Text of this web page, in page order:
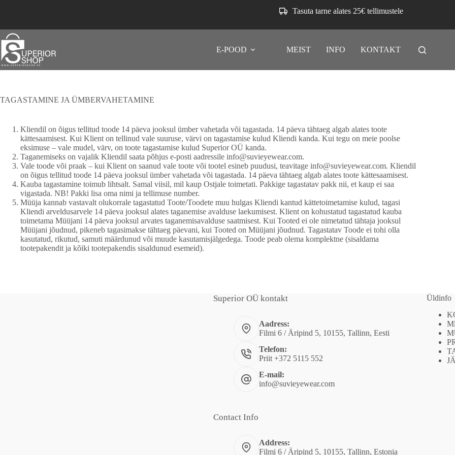
Tasuta tarne alates 25€ tellimustele
E-POOD MEIST INFO KONTAKT
TAGASTAMINE JA ÜMBERVAHETAMINE
Kliendil on õigus tellitud toode 14 päeva jooksul ümber vahetada või tagastada. 14 päeva tähtaeg algab alates toote
kättesaamisest. Kui Klient on tellinud vale suuruse, värvi on tagastamise kulud Kliendi kanda. Kui tegu on meie poolse
eksimuse – vale mudel, värv, on toote tagastamise kulud Superior OÜ kanda.
Taganemiseks on vajalik Kliendil saata põhjus e-posti aadressile info@suvieyewear.com.
Vale toode või praak – kui Klient on saanud vale toote või tootel esineb puudusi, teavitage info@suvieyewear.com. Kliendil
on õigus tellitud toode 14 päeva jooksul ümber vahetada või tagastada. 14 päeva tähtaeg algab alates toote kättesaamisest.
Kauba tagastamine toimub lihtsalt. Samal viisil, mil kaup Ostjale toimetati. Pakkige tagastatav pakk nii, et kaup ei saa
vigastada. NB! Pakki lisa oma nimi ja tellimuse number.
Müüja kannab vastavalt olukorrale tagastatud Toote/Toodete muu hulgas Kliendi kantud kättetoimetamise kulud, tagasi
Kliendi arveldusarvele 14 päeva jooksul alates taganemise avalduse laekumisest. Klient on kohustatud tagastatud kauba
toimetama Müüjani 14 päeva jooksul arvates taganemisavalduse saatmisest. Kui Tooted ei ole nimetatud tähtaja jooksul
Müüjani jõudnud, pikeneb tagasimakse tähtaeg päevani, kui Tooted on Müüjani jõudnud. Tagastatav Toode ei tohi olla
kasutatud, rikutud, samuti määrdunud või muude kasutamisjälgedega. Toode peab olema komplektne (sisaldama
tootepakendit ja kõiki tootepakendis sisaldunud esemeid).
Superior OÜ kontakt
Aadress:
Filmi 6 / Äripind 5, 10155, Tallinn, Eesti
Telefon:
Priit +372 5115 552
E-mail:
info@suvieyewear.com
Contact Info
Address:
Filmi 6 / Äripind 5, 10155, Tallinn, Estonia
Üldinfo